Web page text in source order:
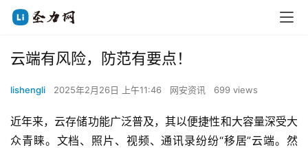
云端有风险，防范有要点！
lishengli 2025年2月26日 上午11:46 网安资讯 699 views
近年来，云存储功能广泛普及，其以便捷性和大容量深受大
众青睐。文档、照片、视频、通讯录纷纷“移居”云端。然